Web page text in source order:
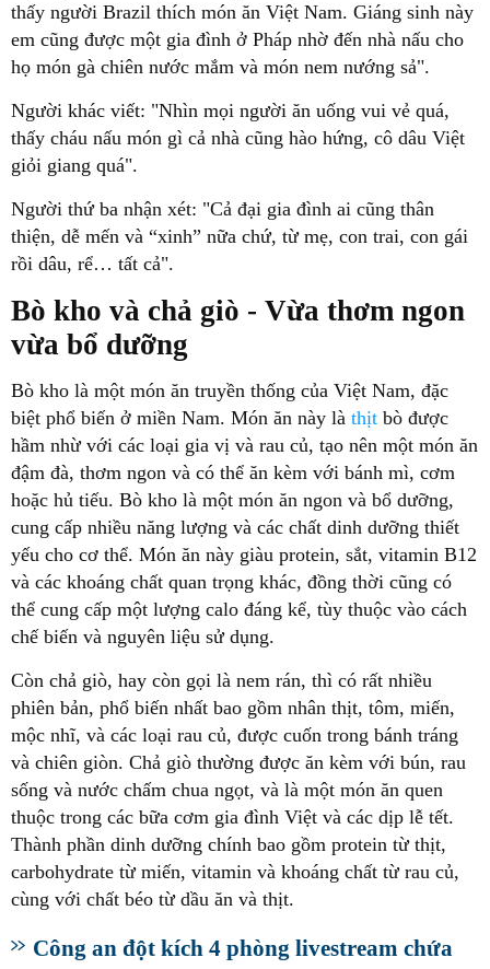
thấy người Brazil thích món ăn Việt Nam. Giáng sinh này
em cũng được một gia đình ở Pháp nhờ đến nhà nấu cho
họ món gà chiên nước mắm và món nem nướng sả".
Người khác viết: "Nhìn mọi người ăn uống vui vẻ quá,
thấy cháu nấu món gì cả nhà cũng hào hứng, cô dâu Việt
giỏi giang quá".
Người thứ ba nhận xét: "Cả đại gia đình ai cũng thân
thiện, dễ mến và “xinh” nữa chứ, từ mẹ, con trai, con gái
rồi dâu, rể… tất cả".
Bò kho và chả giò - Vừa thơm ngon
vừa bổ dưỡng
Bò kho là một món ăn truyền thống của Việt Nam, đặc
biệt phổ biến ở miền Nam. Món ăn này là thịt bò được
hầm nhừ với các loại gia vị và rau củ, tạo nên một món ăn
đậm đà, thơm ngon và có thể ăn kèm với bánh mì, cơm
hoặc hủ tiếu. Bò kho là một món ăn ngon và bổ dưỡng,
cung cấp nhiều năng lượng và các chất dinh dưỡng thiết
yếu cho cơ thể. Món ăn này giàu protein, sắt, vitamin B12
và các khoáng chất quan trọng khác, đồng thời cũng có
thể cung cấp một lượng calo đáng kể, tùy thuộc vào cách
chế biến và nguyên liệu sử dụng.
Còn chả giò, hay còn gọi là nem rán, thì có rất nhiều
phiên bản, phổ biến nhất bao gồm nhân thịt, tôm, miến,
mộc nhĩ, và các loại rau củ, được cuốn trong bánh tráng
và chiên giòn. Chả giò thường được ăn kèm với bún, rau
sống và nước chấm chua ngọt, và là một món ăn quen
thuộc trong các bữa cơm gia đình Việt và các dịp lễ tết.
Thành phần dinh dưỡng chính bao gồm protein từ thịt,
carbohydrate từ miến, vitamin và khoáng chất từ rau củ,
cùng với chất béo từ dầu ăn và thịt.
Công an đột kích 4 phòng livestream chứa